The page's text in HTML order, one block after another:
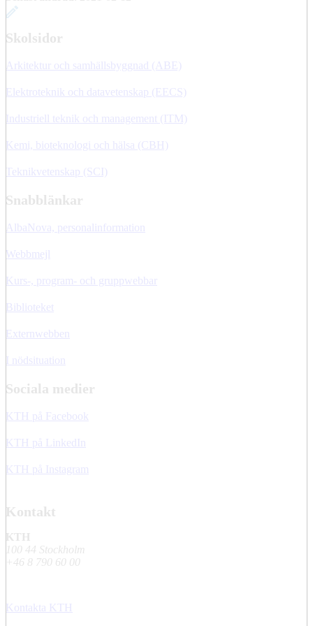
Skolsidor
Arkitektur och samhällsbyggnad (ABE)
Elektroteknik och datavetenskap (EECS)
Industriell teknik och management (ITM)
Kemi, bioteknologi och hälsa (CBH)
Teknikvetenskap (SCI)
Snabblänkar
AlbaNova, personalinformation
Webbmejl
Kurs-, program- och gruppwebbar
Biblioteket
Externwebben
I nödsituation
Sociala medier
KTH på Facebook
KTH på LinkedIn
KTH på Instagram
Kontakt
KTH
100 44 Stockholm
+46 8 790 60 00
Kontakta KTH